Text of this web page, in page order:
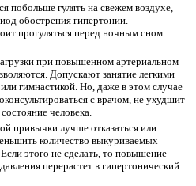
побольше гулять на свежем воздухе,
обострения гипертонии.
прогуляться перед ночным сном
при повышенном артериальном
Допускают занятие легкими
гимнастикой. Но, даже в этом случае
с врачом, не ухудшит
человека.
привычки лучше отказаться или
количество выкуриваемых
Если этого не сделать, то повышение
перерастет в гипертонический